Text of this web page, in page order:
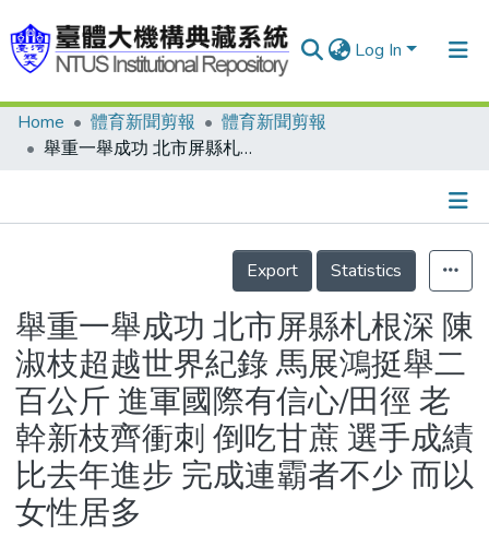
Log In
Communities & Collections
Statistics
Home 體育新聞剪報
體育新聞剪報
舉重一舉成功 北市屏縣札根深 陳淑枝超越世界紀錄 馬展鴻挺舉二百公斤 進軍國際有信心/田徑 老幹新枝齊衝刺 倒吃甘蔗 選手成績比去年進步 完成連霸者不少 而以女性居多
Details
Export
Statistics
舉重一舉成功 北市屏縣札根深 陳
淑枝超越世界紀錄 馬展鴻挺舉二
百公斤 進軍國際有信心/田徑 老
幹新枝齊衝刺 倒吃甘蔗 選手成績
比去年進步 完成連霸者不少 而以
女性居多